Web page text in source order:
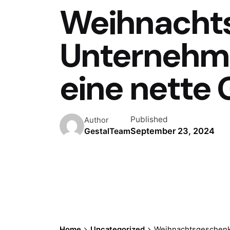
eine nette
Author
GestalTeam
Published
September 23, 2024